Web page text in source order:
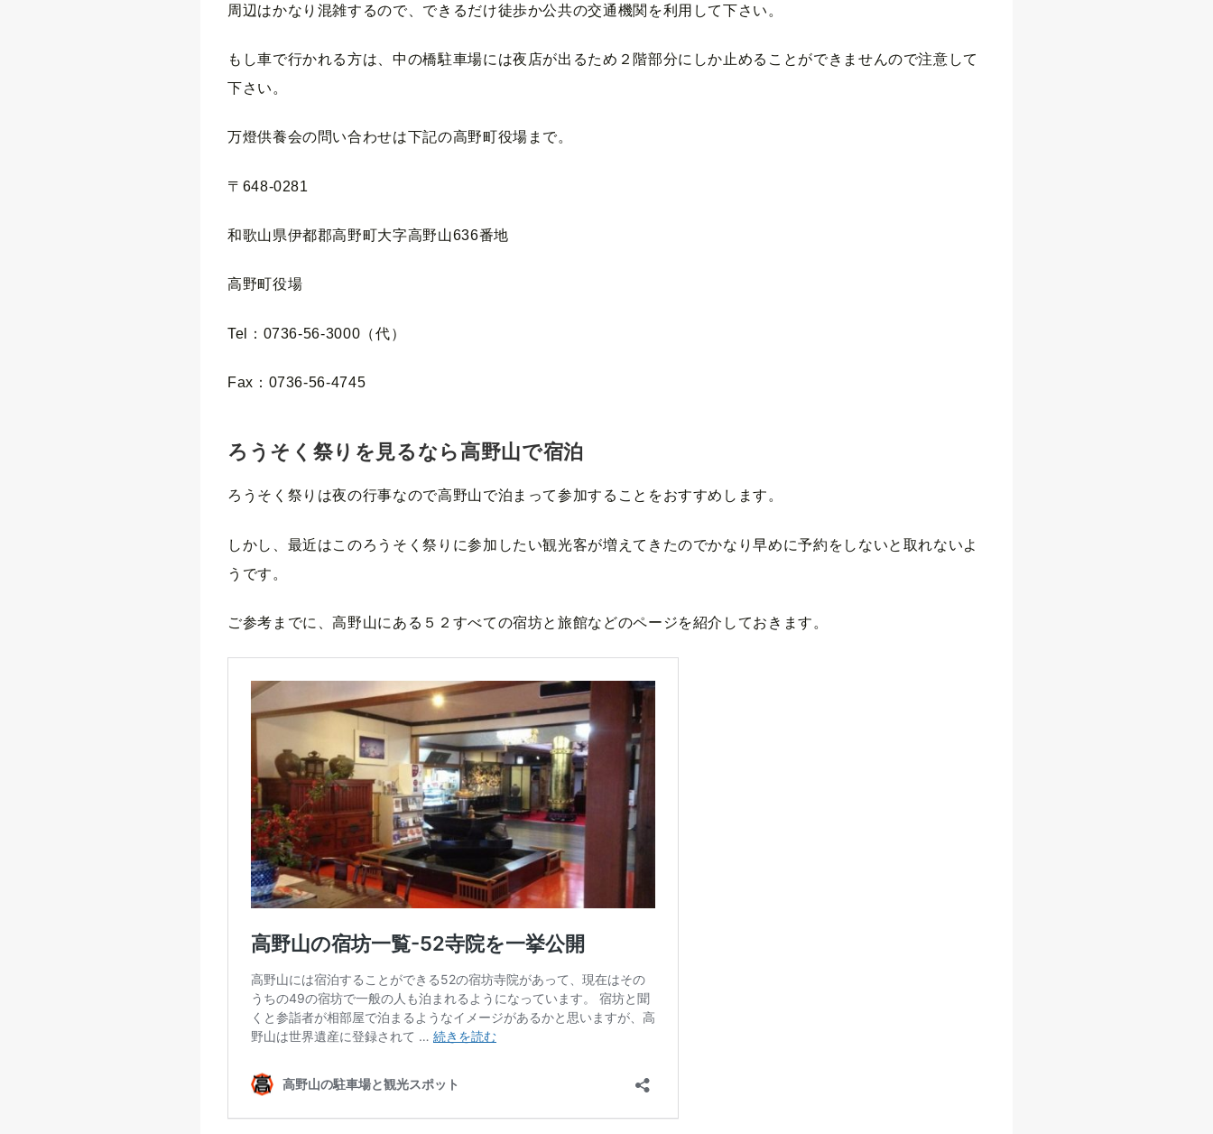
周辺はかなり混雑するので、できるだけ徒歩か公共の交通機関を利用して下さい。
もし車で行かれる方は、中の橋駐車場には夜店が出るため２階部分にしか止めることができませんので注意して
下さい。
万燈供養会の問い合わせは下記の高野町役場まで。
〒648-0281
和歌山県伊都郡高野町大字高野山636番地
高野町役場
Tel：0736-56-3000（代）
Fax：0736-56-4745
ろうそく祭りを見るなら高野山で宿泊
ろうそく祭りは夜の行事なので高野山で泊まって参加することをおすすめします。
しかし、最近はこのろうそく祭りに参加したい観光客が増えてきたのでかなり早めに予約をしないと取れないよ
うです。
ご参考までに、高野山にある５２すべての宿坊と旅館などのページを紹介しておきます。